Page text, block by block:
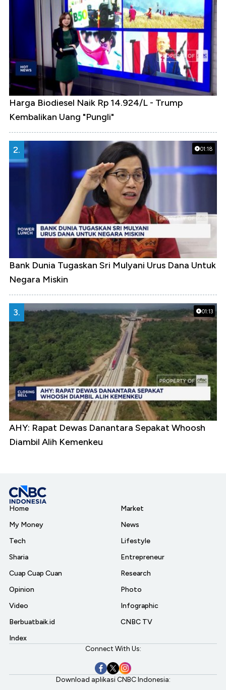
Harga Biodiesel Naik Rp 14.924/L - Trump
Kembalikan Uang "Pungli"
01:18
2.
Bank Dunia Tugaskan Sri Mulyani Urus Dana Untuk
Negara Miskin
01:13
3.
AHY: Rapat Dewas Danantara Sepakat Whoosh
Diambil Alih Kemenkeu
Home
My Money
Tech
Sharia
Cuap Cuap Cuan
Opinion
Video
Berbuatbaik.id
Index
Market
News
Lifestyle
Entrepreneur
Research
Photo
Infographic
CNBC TV
Connect With Us:
Download aplikasi CNBC Indonesia: